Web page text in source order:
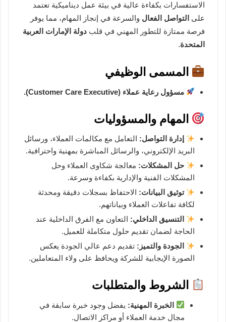
الاستفسارات بكفاءة عالية في بيئة عمل ديناميكية تعتمد
على التواصل الفعال والسرعة في إنجاز المهام، مما يوفر
فرصة ممتازة للتطور المهني في قلب دولة الإمارات العربية
المتحدة.
المسمى الوظيفي
مسؤول رعاية عملاء (Customer Care Executive).
المهام والمسؤوليات
إدارة التواصل: التعامل مع مكالمات العملاء، ورسائل
البريد الإلكتروني، والرسائل المباشرة بمهنية واحترافية.
حل المشكلات: معالجة شكاوى العملاء وحل
المشكلات الفنية والإدارية بكفاءة وسرعة.
توثيق البيانات: الاحتفاظ بسجلات دقيقة ومحدثة
لكافة تفاعلات العملاء وبياناتهم.
التنسيق الداخلي: التعاون مع الفرق الداخلية عند
الحاجة لضمان تقديم حلول متكاملة للعميل.
الجودة والتميز: تقديم دعم عالي الجودة يعكس
الصورة الإيجابية للشركة ويحافظ على ولاء المتعاملين.
الشروط والمتطلبات
الخبرة المهنية: يفضل وجود خبرة سابقة في
مجال خدمة العملاء أو مراكز الاتصال.